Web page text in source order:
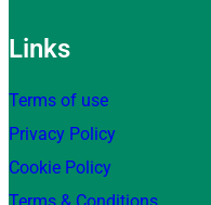
Links
Terms of use
Privacy Policy
Cookie Policy